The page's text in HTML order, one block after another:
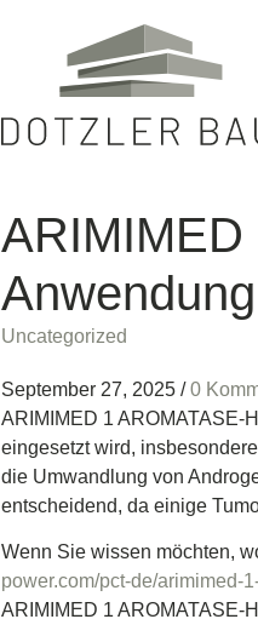
ARIMIMED
Anwendung
Uncategorized
September 27, 2025 / 0
ARIMIMED 1 AROMATASE-
eingesetzt wird,
die Umwandlung von
entscheidend, da einige
Wenn Sie wissen möchten,
power.com/pct-de/arimimed-
ARIMIMED 1 AROMATASE-